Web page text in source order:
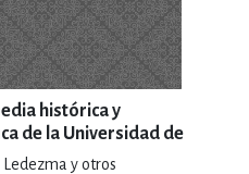
histórica y
de la Universidad de
Ledezma y otros